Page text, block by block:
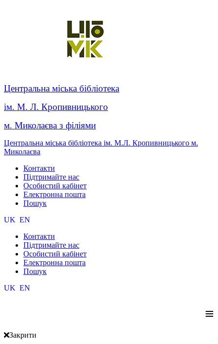
Центральна міська бібліотека
ім. М. Л. Кропивницького
м. Миколаєва з філіями
Центральна міська бібліотека ім. М.Л. Кропивницького м.
Миколаєва
Контакти
Підтримайте нас
Особистий кабінет
Електронна пошта
Пошук
UK EN
Контакти
Підтримайте нас
Особистий кабінет
Електронна пошта
Пошук
UK EN
≡
Закрити